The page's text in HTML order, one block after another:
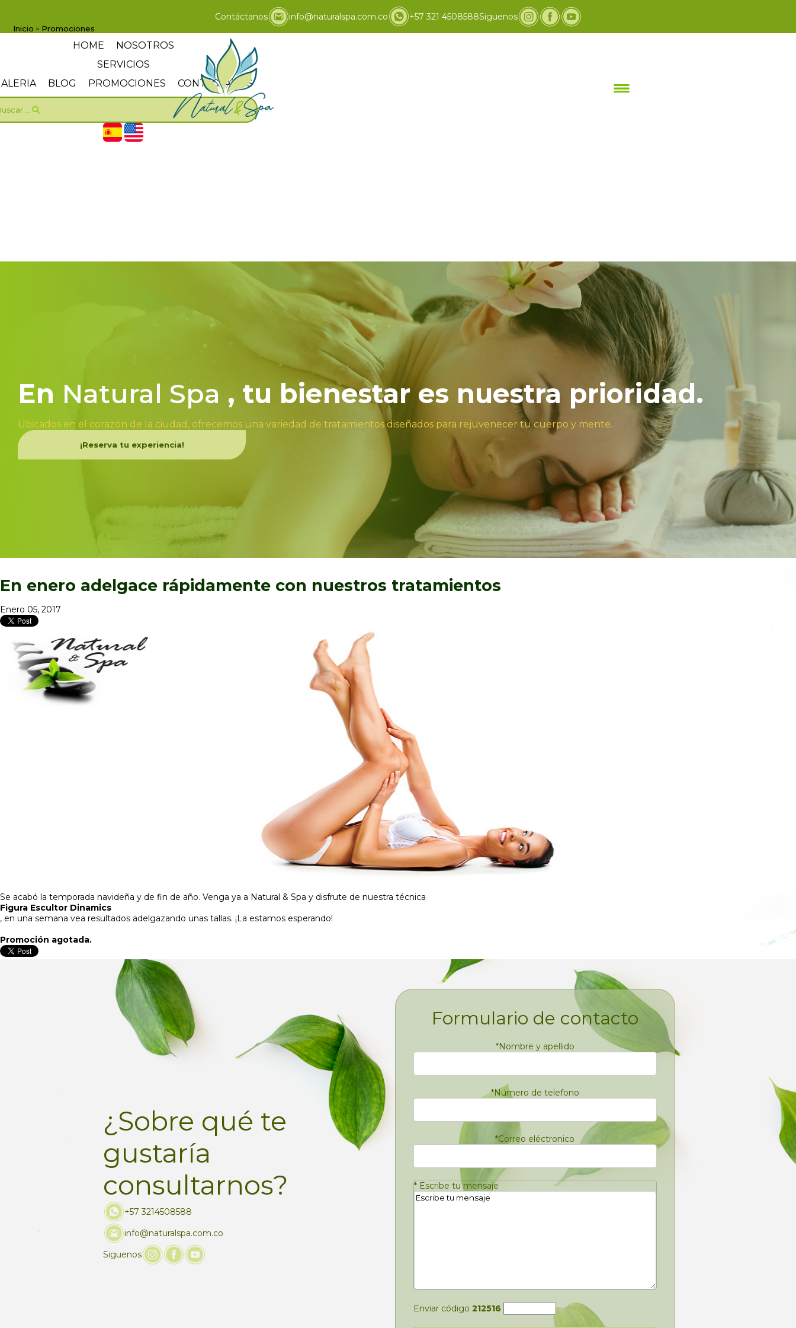
Contáctanos info@naturalspa.com.co +57 321 4508588Siguenos
HOME
NOSOTROS
SERVICIOS
BLOG PROMOCIONES CONTÁCTANOS
En Natural Spa , tu bienestar es nuestra prioridad.
Ubicados en el corazón de la ciudad, ofrecemos una variedad de tratamientos diseñados para rejuvenecer tu cuerpo y mente.
¡Reserva tu experiencia!
Inicio > Promociones
En enero adelgace rápidamente con nuestros tratamientos
Enero 05, 2017
Se acabó la temporada navideña y de fin de año. Venga ya a Natural & Spa y disfrute de nuestra técnica
Figura Escultor Dinamics
, en una semana vea resultados adelgazando unas tallas. ¡La estamos esperando!
Promoción agotada.
¿Sobre qué te
gustaría
consultarnos?
+57 3214508588
info@naturalspa.com.co
Siguenos
Formulario de contacto
*Nombre y apellido
*Número de telefono
*Correo eléctronico
* Escribe tu mensaje
Enviar código 212516